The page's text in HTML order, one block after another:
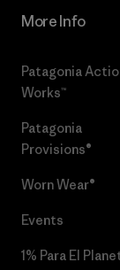
More Info
Patagonia
Works™
Patagonia
Provisions®
Worn Wear®
Events
1% Para El